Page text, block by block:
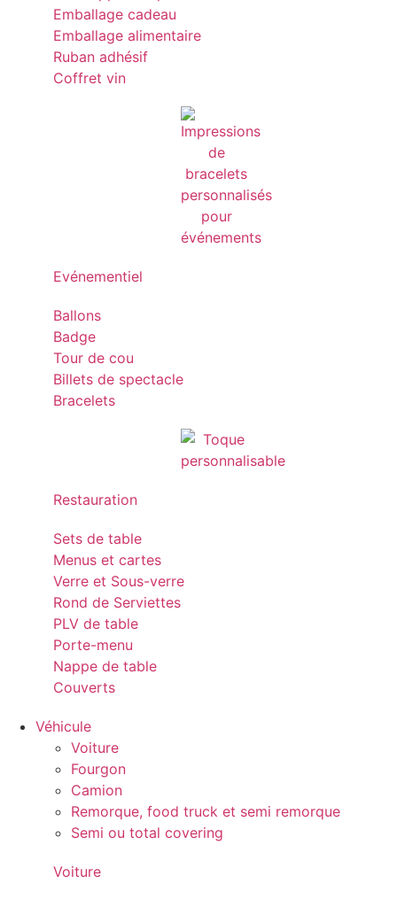
Emballage cadeau
Emballage alimentaire
Ruban adhésif
Coffret vin
Evénementiel
Ballons
Badge
Tour de cou
Billets de spectacle
Bracelets
Restauration
Sets de table
Menus et cartes
Verre et Sous-verre
Rond de Serviettes
PLV de table
Porte-menu
Nappe de table
Couverts
Véhicule
Voiture
Fourgon
Camion
Remorque, food truck et semi remorque
Semi ou total covering
Voiture